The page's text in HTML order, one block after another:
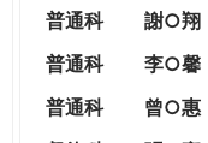
普通科
謝○翔
普通科
李○馨
普通科
曾○惠